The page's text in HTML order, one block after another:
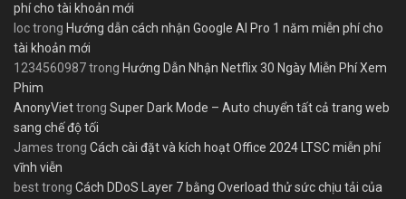
phí cho tài khoản mới
loctrong Hướng dẫn cách nhận Google AI Pro 1 năm miễn phí cho
tài khoản mới
1234560987trong Hướng Dẫn Nhận Netflix 30 Ngày Miễn Phí Xem
Phim
AnonyViettrong Super Dark Mode – Auto chuyển tất cả trang web
sang chế độ tối
James trong Cách cài đặt và kích hoạt Office 2024 LTSC miễn phí
vĩnh viễn
besttrong Cách DDoS Layer 7 bằng Overload thử sức chịu tải của